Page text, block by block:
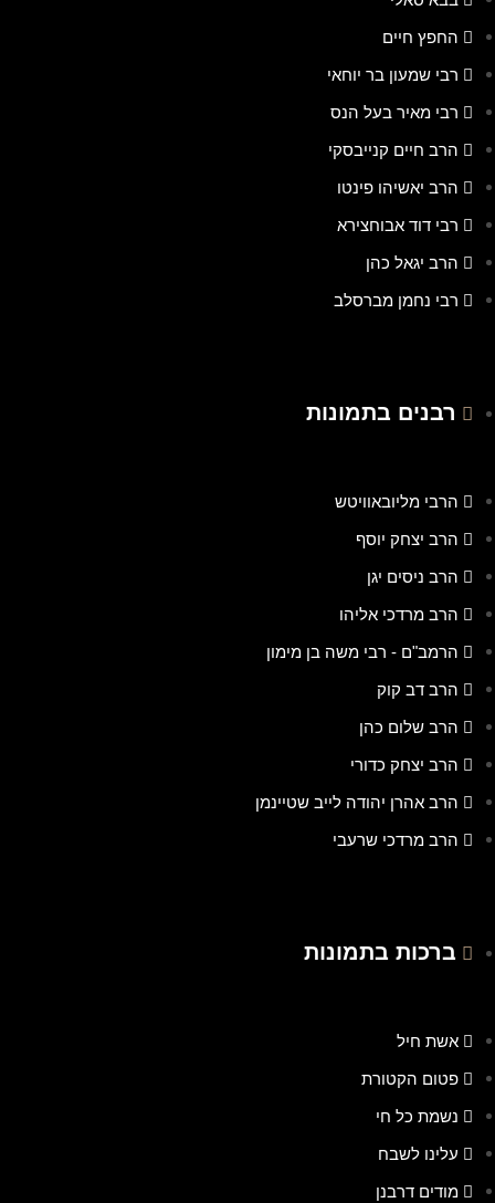
החפץ חיים
רבי שמעון בר יוחאי
רבי מאיר בעל הנס
הרב חיים קנייבסקי
הרב יאשיהו פינטו
רבי דוד אבוחצירא
הרב יגאל כהן
רבי נחמן מברסלב
רבנים בתמונות
הרבי מליובאוויטש
הרב יצחק יוסף
הרב ניסים יגן
הרב מרדכי אליהו
הרמב"ם - רבי משה בן מימון
הרב דב קוק
הרב שלום כהן
הרב יצחק כדורי
הרב אהרן יהודה לייב שטיינמן
הרב מרדכי שרעבי
ברכות בתמונות
אשת חיל
פטום הקטורת
נשמת כל חי
עלינו לשבח
מודים דרבנן